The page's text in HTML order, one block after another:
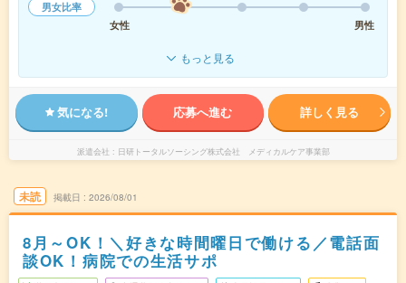
男女比率
女性
男性
もっと見る
気になる! 応募へ進む 詳しく見る
派遣会社 日研トータルソーシング株式会社 メディカルケア事業部
未読 掲載日 2026/08/01
8月～OK！＼好きな時間曜日で働ける／電話面
談OK！病院での生活サポ